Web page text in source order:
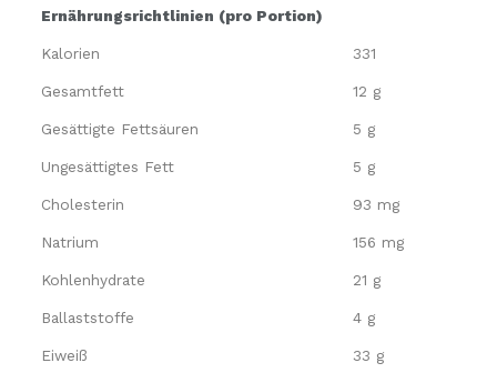
Ernährungsrichtlinien (pro Portion)
Kalorien 331
Gesamtfett 12 g
Gesättigte Fettsäuren 5 g
Ungesättigtes Fett 5 g
Cholesterin 93 mg
Natrium 156 mg
Kohlenhydrate 21 g
Ballaststoffe 4 g
Eiweiß 33 g